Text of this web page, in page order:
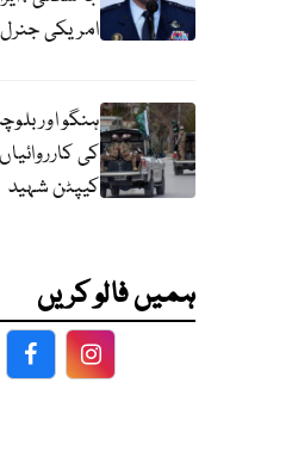
امریکی
ہنگو اور
کیپٹن شہید
ہمیں فالو کریں
FacebookFacebook